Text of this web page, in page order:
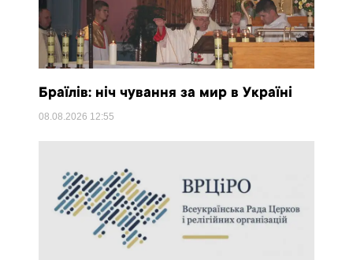
Браїлів: ніч чування за мир в Україні
08.08.2026 12:55